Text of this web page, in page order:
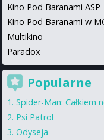
Kino Pod Baranami ASP
Kino Pod Baranami w
Multikino
Paradox
Popularne
Spider-Man: Całkiem
Psi Patrol
Odyseja